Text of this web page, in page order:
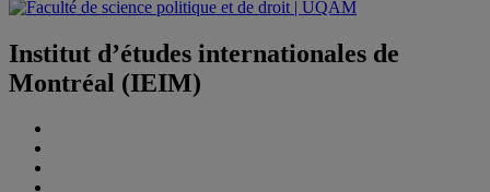
Institut d’études internationales de
Montréal (IEIM)